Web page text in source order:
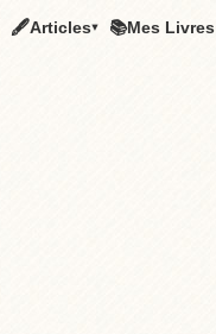
🖋Articles▾ 📚Mes Livres